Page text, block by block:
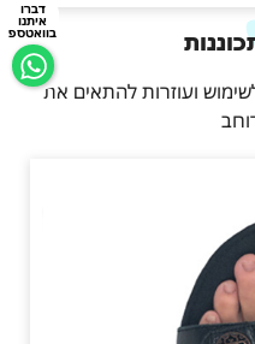
דברו
איתנו
בוואטספ
ועוזרות להתאים את